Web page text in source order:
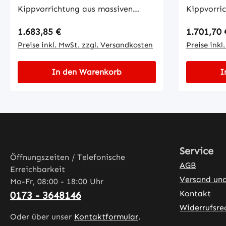
Kippvorrichtung aus massiven
integrierten Stapler-Einfahrtaschen
im stabilen, verwindungsfreien
Kippmechanismus erfolgt über
Seilzug vom Fahrersitz aus, zwei
Gabelzinken
Regulärer Preis:
1.683,85 €
Preise inkl. MwSt. zzgl. Versandkosten
In den Warenkorb
im
Seilzug
Regulärer
1.701,70
Preise
Öffnungszeiten / Telefonische
Erreichbarkeit
Mo-Fr, 08:00 - 18:00 Uhr
0173 - 3648146
Oder über unser Kontaktformular.
Service
AGB
Versand
Kontakt